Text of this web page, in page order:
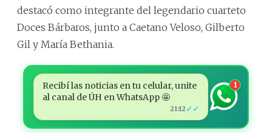
destacó como integrante del legendario cuarteto
Doces Bárbaros, junto a Caetano Veloso, Gilberto
Gil y María Bethania.
Recibí las noticias en tu celular, unite
al canal de ÚH en WhatsApp 🤩
21:12 ✓✓
1